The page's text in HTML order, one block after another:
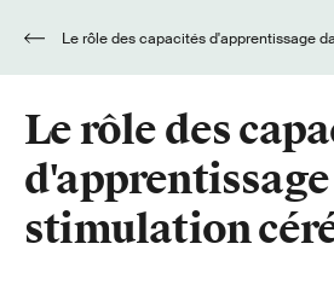
Le rôle des
stimulation